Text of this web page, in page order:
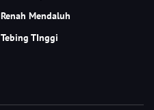
Renah Mendaluh
Tebing TInggi